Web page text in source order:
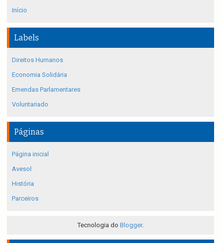
Início
Labels
Direitos Humanos
Economia Solidária
Emendas Parlamentares
Voluntariado
Páginas
Página inicial
Avesol
História
Parceiros
Tecnologia do Blogger.